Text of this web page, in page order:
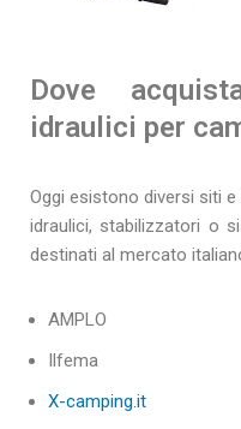
Dove
idraulici per
Oggi esistono diversi siti
idraulici, stabilizzatori o
destinati al mercato
AMPLO
Ilfema
X-camping.it